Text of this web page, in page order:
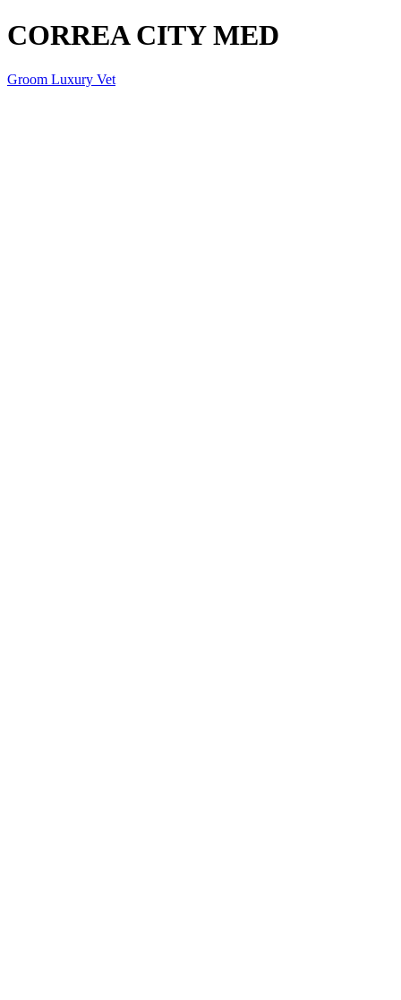
CORREA CITY MED
Groom Luxury Vet